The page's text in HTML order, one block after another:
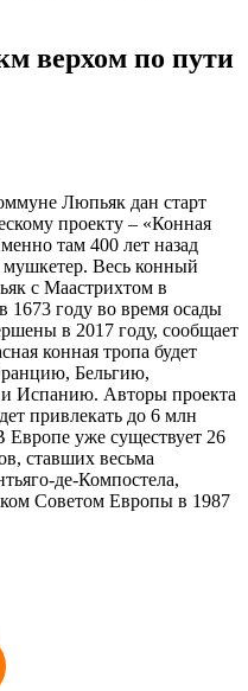
верхом по пути
Люпьяк дан старт
проекту – «Конная
там 400 лет назад
Весь конный
с Маастрихтом в
1673 году во время осады
в 2017 году, сообщает
конная тропа будет
Бельгию,
Испанию. Авторы проекта
привлекать до 6 млн
Европе уже существует 26
ставших весьма
де-Компостела,
Советом Европы в 1987